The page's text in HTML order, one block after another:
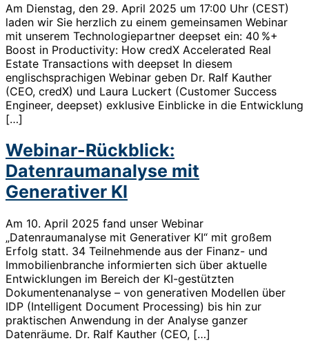
Am Dienstag, den 29. April 2025 um 17:00 Uhr (CEST)
laden wir Sie herzlich zu einem gemeinsamen Webinar
mit unserem Technologiepartner deepset ein:​ ​40 %+
Boost in Productivity: How credX Accelerated Real
Estate Transactions with deepset In diesem
englischsprachigen Webinar geben Dr. Ralf Kauther
(CEO, credX) und Laura Luckert (Customer Success
Engineer, deepset) exklusive Einblicke in die Entwicklung
[…]
Webinar-Rückblick:
Datenraumanalyse mit
Generativer KI
Am 10. April 2025 fand unser Webinar
„Datenraumanalyse mit Generativer KI“ mit großem
Erfolg statt. 34 Teilnehmende aus der Finanz- und
Immobilienbranche informierten sich über aktuelle
Entwicklungen im Bereich der KI-gestützten
Dokumentenanalyse – von generativen Modellen über
IDP (Intelligent Document Processing) bis hin zur
praktischen Anwendung in der Analyse ganzer
Datenräume. Dr. Ralf Kauther (CEO, […]